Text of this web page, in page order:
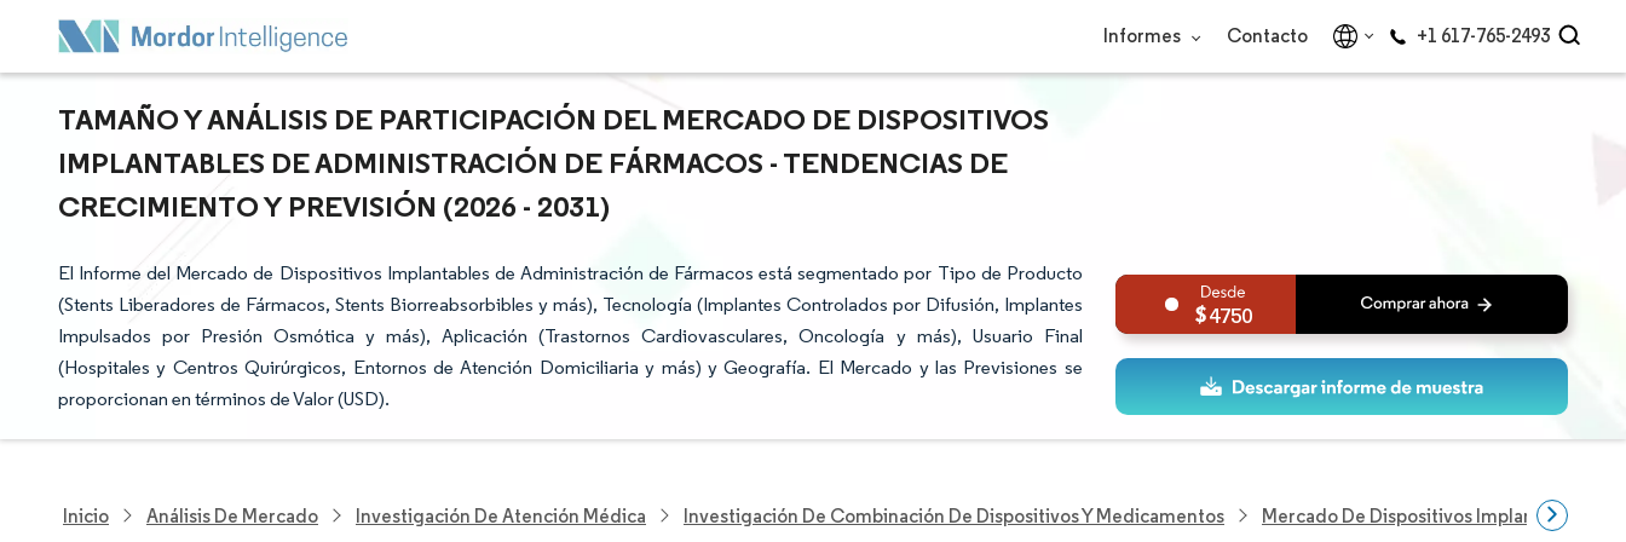
Informes Contacto +1 617-765-2493
TAMAÑO Y ANÁLISIS DE PARTICIPACIÓN DEL MERCADO DE DISPOSITIVOS
IMPLANTABLES DE ADMINISTRACIÓN DE FÁRMACOS - TENDENCIAS DE
CRECIMIENTO Y PREVISIÓN (2026 - 2031)
El Informe del Mercado de Dispositivos Implantables de Administración de Fármacos está segmentado por Tipo de Producto
(Stents Liberadores de Fármacos, Stents Biorreabsorbibles y más), Tecnología (Implantes Controlados por Difusión, Implantes
Impulsados por Presión Osmótica y más), Aplicación (Trastornos Cardiovasculares, Oncología y más), Usuario Final
(Hospitales y Centros Quirúrgicos, Entornos de Atención Domiciliaria y más) y Geografía. El Mercado y las Previsiones se
proporcionan en términos de Valor (USD).
4750
Inicio Análisis De Mercado Investigación De Atención Médica Investigación De Combinación De Dispositivos Y Medicamentos Mercado De Dispositivos Implantables De